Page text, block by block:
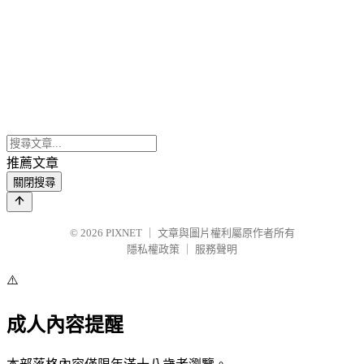
推薦文章
關閉搜尋
© 2026 PIXNET
文章與圖片權利屬原作者所有
隱私權政策
服務聲明
⚠️
成人內容提醒